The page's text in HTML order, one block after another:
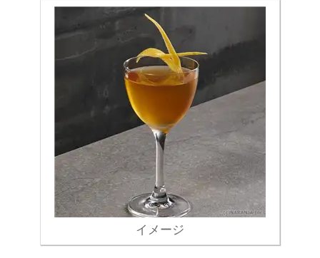
イメージ